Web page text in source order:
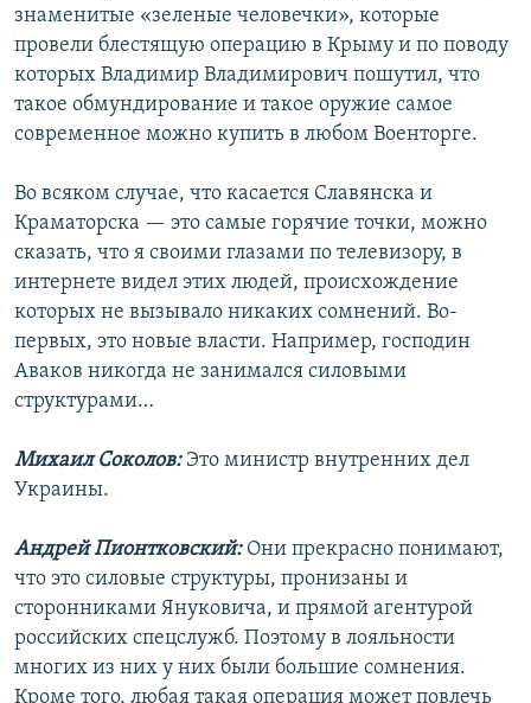
знаменитые «зеленые человечки», которые
провели блестящую операцию в Крыму и по поводу
которых Владимир Владимирович пошутил, что
такое обмундирование и такое оружие самое
современное можно купить в любом Военторге.
Во всяком случае, что касается Славянска и
Краматорска — это самые горячие точки, можно
сказать, что я своими глазами по телевизору, в
интернете видел этих людей, происхождение
которых не вызывало никаких сомнений. Во-
первых, это новые власти. Например, господин
Аваков никогда не занимался силовыми
структурами…
Михаил Соколов: Это министр внутренних дел
Украины.
Андрей Пионтковский: Они прекрасно понимают,
что это силовые структуры, пронизаны и
сторонниками Януковича, и прямой агентурой
российских спецслужб. Поэтому в лояльности
многих из них у них были большие сомнения.
Кроме того, любая такая операция может повлечь